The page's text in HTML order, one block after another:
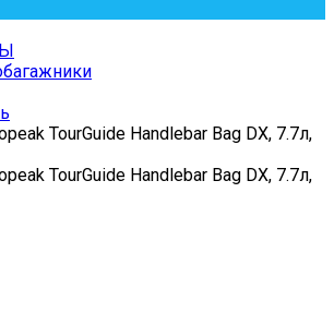
TourGuide Handlebar Bag DX, 7.7л,
TourGuide Handlebar Bag DX, 7.7л,